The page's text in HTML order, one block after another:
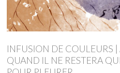
INFUSION DE COULEURS |
QUAND IL NE RESTERA